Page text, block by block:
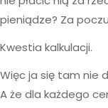
pieniądze? Za
Kwestia kalkulacji.
Więc ja się tam nie
A że dla każdego